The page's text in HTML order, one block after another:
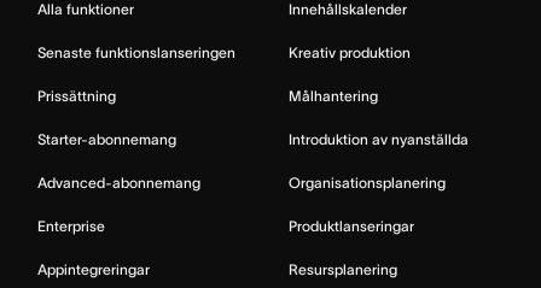
Alla funktioner
Senaste funktionslanseringen
Prissättning
Starter-abonnemang
Advanced-abonnemang
Enterprise
Appintegreringar
Innehållskalender
Kreativ produktion
Målhantering
Introduktion av nyanställda
Organisationsplanering
Produktlanseringar
Resursplanering